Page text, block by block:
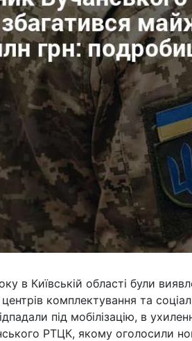
в Київській області були
комплектування та
під мобілізацію, в
РТЦК, якому оголосили